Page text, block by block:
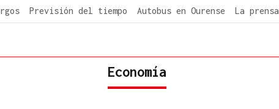
Previsión del tiempo Autobus en Ourense La prensa
Economía